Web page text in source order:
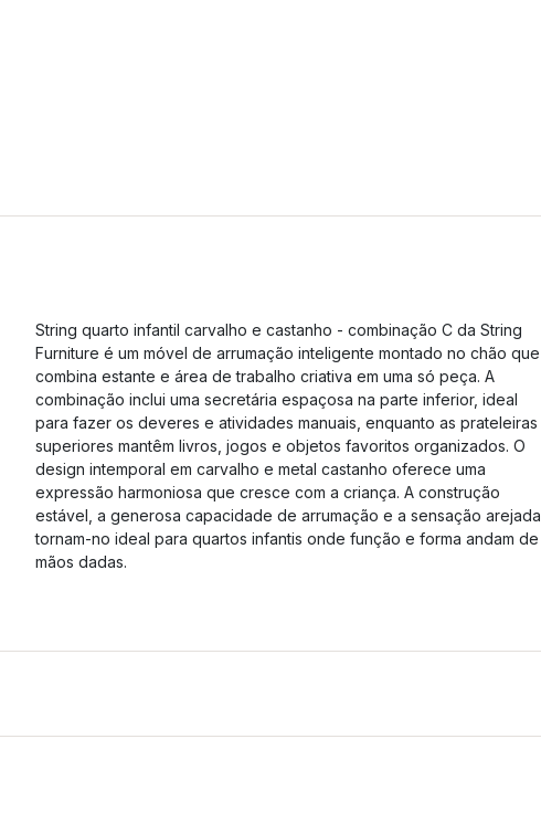
String quarto infantil carvalho e castanho - combinação C da String
Furniture é um móvel de arrumação inteligente montado no chão que
combina estante e área de trabalho criativa em uma só peça. A
combinação inclui uma secretária espaçosa na parte inferior, ideal
para fazer os deveres e atividades manuais, enquanto as prateleiras
superiores mantêm livros, jogos e objetos favoritos organizados. O
design intemporal em carvalho e metal castanho oferece uma
expressão harmoniosa que cresce com a criança. A construção
estável, a generosa capacidade de arrumação e a sensação arejada
tornam-no ideal para quartos infantis onde função e forma andam de
mãos dadas.